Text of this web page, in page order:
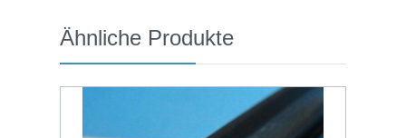
Produktgalerie überspringen
Ähnliche Produkte